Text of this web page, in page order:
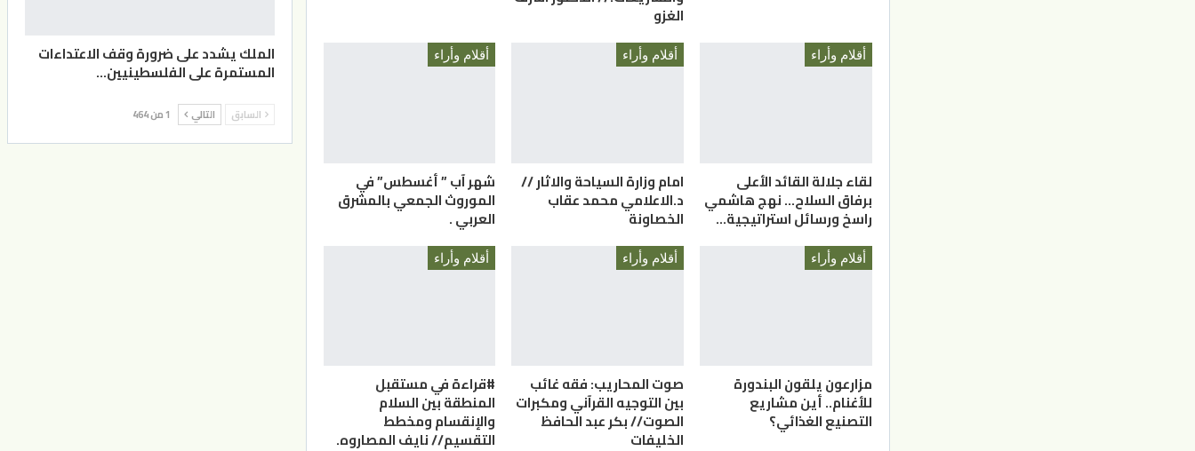
الغزو
أقلام وأراء
لقاء جلالة القائد الأعلى
برفاق السلاح… نهج هاشمي
راسخ ورسائل استراتيجية…
أقلام وأراء
امام وزارة السياحة والاثار //
د.الاعلامي محمد عقاب
الخصاونة
أقلام وأراء
شهر آب ” أغسطس” في
الموروث الجمعي بالمشرق
العربي .
أقلام وأراء
مزارعون يلقون البندورة
للأغنام.. أين مشاريع
التصنيع الغذائي؟
أقلام وأراء
صوت المحاريب: فقه غائب
بين التوجيه القرآني ومكبرات
الصوت// بكر عبد الحافظ
الخليفات
أقلام وأراء
#قراءة في مستقبل
المنطقة بين السلام
والإنقسام ومخطط
التقسيم// نايف المصاروه.
الملك يشدد على ضرورة وقف الاعتداءات
المستمرة على الفلسطينيين…
السابق التالي 1 من 464